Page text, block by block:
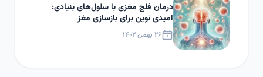
درمان فلج مغزی با سلول‌های بنیادی:
امیدی نوین برای بازسازی مغز
۲۶ بهمن ۱۴۰۲